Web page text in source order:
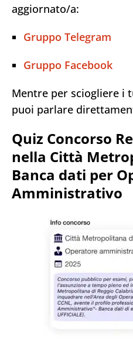
aggiornato/a:
Gruppo Telegram
Gruppo Facebook
Mentre per sciogliere i
puoi parlare
Quiz Concorso
nella Città
Banca dati per
Amministrativo